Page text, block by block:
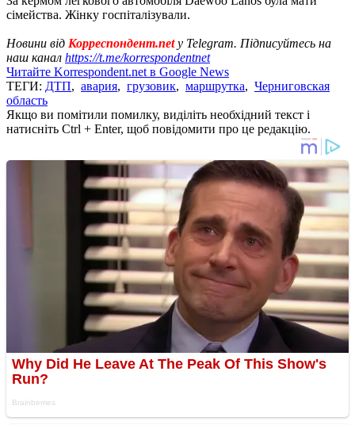
сімейства. Жінку госпіталізували.
Новини від Корреспондент.netу Telegram. Підписуйтесь на
наш канал https://t.me/korrespondentnet
Читайте Korrespondent.net в Google News
ТЕГИ: ДТП, авария, грузовик, маршрутка, Черниговская
область
Якщо ви помітили помилку, виділіть необхідний текст і
натисніть Ctrl + Enter, щоб повідомити про це редакцію.